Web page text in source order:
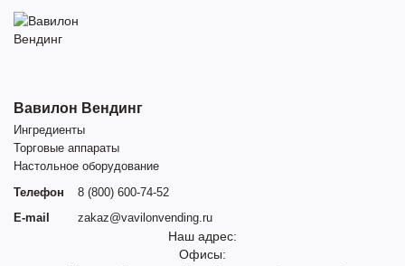
Вавилон Вендинг
Ингредиенты
Торговые аппараты
Настольное оборудование
Телефон
8 (800) 600-74-52
E-mail
zakaz@vavilonvending.ru
Наш адрес:
Офисы: